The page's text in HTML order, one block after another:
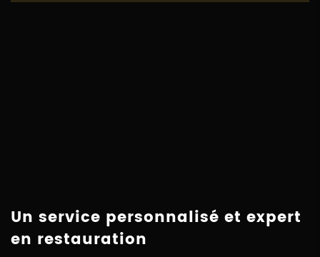
Un service personnalisé et expert
en restauration